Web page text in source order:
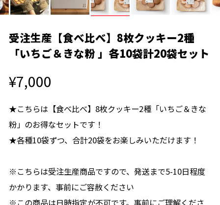
受注生産【食べ比べ】8枚クッキー2種
「いちご＆きな粉 」各10袋計20袋セット
¥7,000
★こちらは【食べ比べ】8枚クッキー2種「いちご＆きな
粉」のお得なセットです！
★各種10袋ずつ、合計20袋をお楽しみいただけます！
※こちらは受注生産商品ですので、発送まで5-10日程度
かかります、事前にご容赦ください